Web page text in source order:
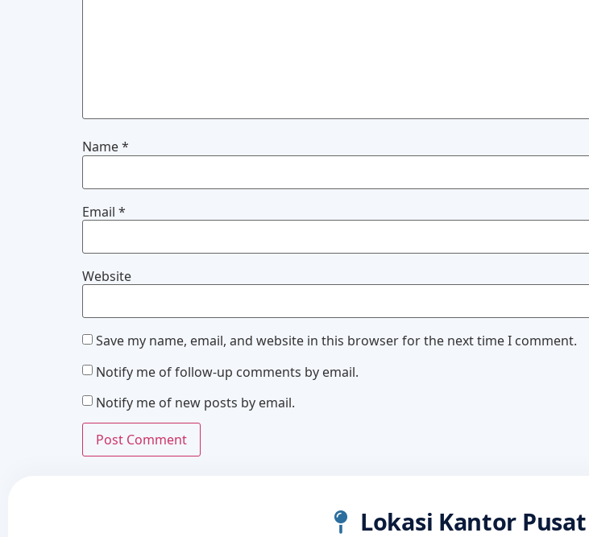
Name*
Email *
Website
Save my name, email, and website in this browser for the next time I comment.
Notify me of follow-up comments by email.
Notify me of new posts by email.
Lokasi Kantor Pusat